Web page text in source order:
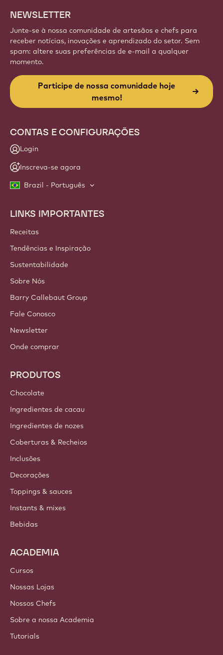
NEWSLETTER
Junte-se à nossa comunidade de artesãos e chefs para
receber notícias, inovações e aprendizado do setor. Sem
spam: altere suas preferências de e-mail a qualquer
momento.
Participe de nossa comunidade hoje
mesmo!
CONTAS E CONFIGURAÇÕES
Login
Inscreva-se agora
Brazil - Português
Footer
Callebaut
LINKS IMPORTANTES
Receitas
Tendências e Inspiração
Sustentabilidade
Sobre Nós
Barry Callebaut Group
Fale Conosco
Newsletter
Onde comprar
PRODUTOS
Chocolate
Ingredientes de cacau
Ingredientes de nozes
Coberturas & Recheios
Inclusões
Decorações
Toppings & sauces
Instants & mixes
Bebidas
ACADEMIA
Cursos
Nossas Lojas
Nossos Chefs
Sobre a nossa Academia
Tutorials